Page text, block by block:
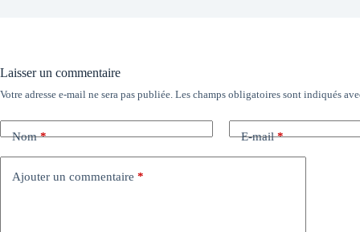
Laisser un commentaire
Votre adresse e-mail ne sera pas publiée. Les champs obligatoires sont indiqués
Nom* E-mail*
Ajouter un commentaire *